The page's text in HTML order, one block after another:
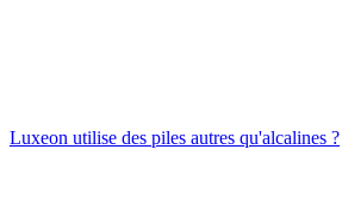
Luxeon utilise des piles autres qu'alcalines ?